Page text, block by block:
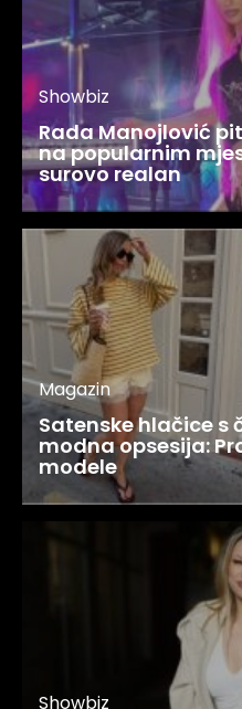
Showbiz
Rada Manojlović
na popularnim
surovo realan
Magazin
Satenske hlačice s
modna opsesija:
modele
Showbiz